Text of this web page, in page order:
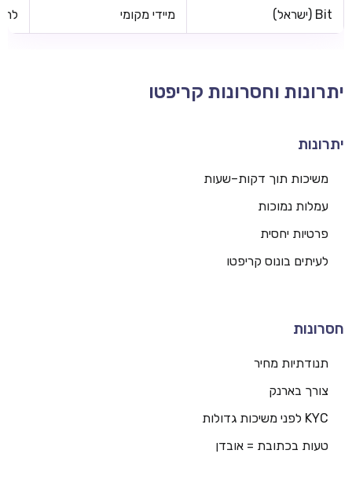
Bit (ישראל) מיידי מקומי
יתרונות וחסרונות קריפטו
יתרונות
משיכות תוך דקות–שעות
עמלות נמוכות
פרטיות יחסית
לעיתים בונוס קריפטו
חסרונות
תנודתיות מחיר
צורך בארנק
KYC לפני משיכות גדולות
טעות בכתובת = אובדן